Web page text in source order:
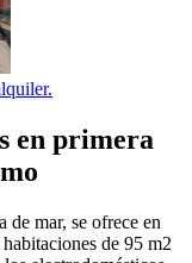
en primera
de mar, se ofrece en
de 95 m2